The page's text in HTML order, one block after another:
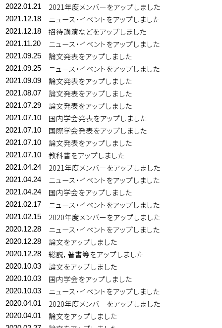
2022.01.21 2021年度メンバーをアップしました
2021.12.18 ニュース・イベントをアップしました
2021.12.18 招待講演などをアップしました
2021.11.20 ニュース・イベントをアップしました
2021.09.25 論文発表をアップしました
2021.09.25 ニュース・イベントをアップしました
2021.09.09 論文発表をアップしました
2021.08.07 論文発表をアップしました
2021.07.29 論文発表をアップしました
2021.07.10 国内学会発表をアップしました
2021.07.10 国際学会発表をアップしました
2021.07.10 論文発表をアップしました
2021.07.10 教科書をアップしました
2021.04.24 2021年度メンバーをアップしました
2021.04.24 ニュース・イベントをアップしました
2021.04.24 国内学会をアップしました
2021.02.17 ニュース・イベントをアップしました
2021.02.15 2020年度メンバーをアップしました
2020.12.28 ニュース・イベントをアップしました
2020.12.28 論文をアップしました
2020.12.28 総説，著書等をアップしました
2020.10.03 論文をアップしました
2020.10.03 国内学会をアップしました
2020.10.03 ニュース・イベントをアップしました
2020.04.01 2020年度メンバーをアップしました
2020.04.01 論文をアップしました